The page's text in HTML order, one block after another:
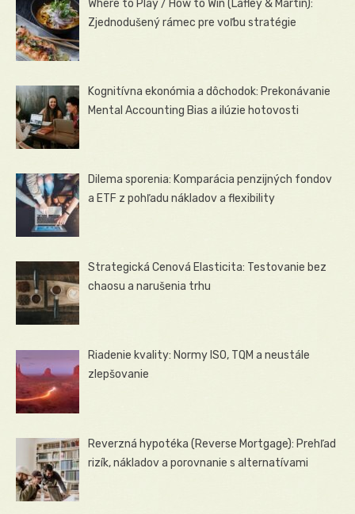
Where to Play / How to Win (Lafley & Martin):
Zjednodušený rámec pre voľbu stratégie
Kognitívna ekonómia a dôchodok: Prekonávanie
Mental Accounting Bias a ilúzie hotovosti
Dilema sporenia: Komparácia penzijných fondov
a ETF z pohľadu nákladov a flexibility
Strategická Cenová Elasticita: Testovanie bez
chaosu a narušenia trhu
Riadenie kvality: Normy ISO, TQM a neustále
zlepšovanie
Reverzná hypotéka (Reverse Mortgage): Prehľad
rizík, nákladov a porovnanie s alternatívami